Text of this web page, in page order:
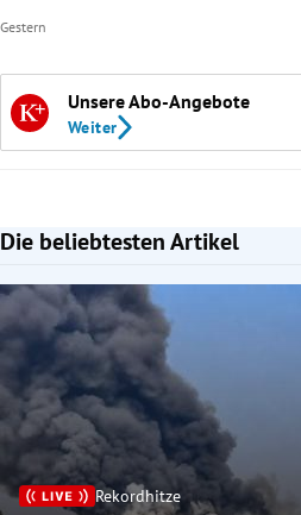
Gestern
Unsere Abo-Angebote
Weiter
Die beliebtesten Artikel
Slide 1 von 7
Rekordhitze